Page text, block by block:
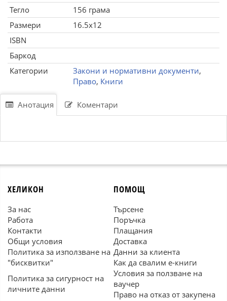
Тегло
156 грама
Размери
16.5x12
ISBN
Баркод
Категории
Закони и нормативни документи,
Право, Книги
Анотация Коментари
ХЕЛИКОН
За нас
Работа
Контакти
Общи условия
Политика за използване на
"бисквитки"
Политика за сигурност на
личните данни
ПОМОЩ
Търсене
Поръчка
Плащания
Доставка
Данни за клиента
Как да свалим е-книги
Условия за ползване на
ваучер
Право на отказ от закупена